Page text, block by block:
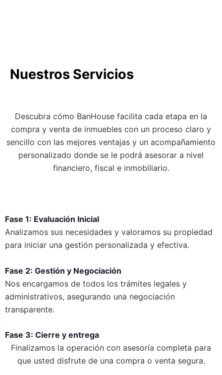
Nuestros Servicios
Descubra cómo BanHouse facilita cada etapa en la
compra y venta de inmuebles con un proceso claro y
sencillo con las mejores ventajas y un acompañamiento
personalizado donde se le podrá asesorar a nivel
financiero, fiscal e inmobiliario.
Fase 1: Evaluación Inicial
Analizamos sus necesidades y valoramos su propiedad
para iniciar una gestión personalizada y efectiva.
Fase 2: Gestión y Negociación
Nos encargamos de todos los trámites legales y
administrativos, asegurando una negociación
transparente.
Fase 3: Cierre y entrega
Finalizamos la operación con asesoría completa para
que usted disfrute de una compra o venta segura.